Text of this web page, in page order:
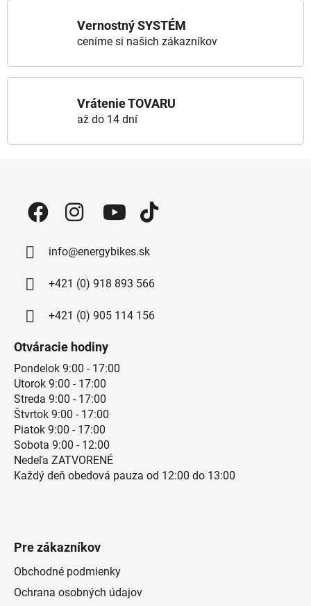
Vernostný SYSTÉM
ceníme si našich zákazníkov
Vrátenie TOVARU
až do 14 dní
info@energybikes.sk
+421 (0) 918 893 566
+421 (0) 905 114 156
Otváracie hodiny
Pondelok 9:00 - 17:00
Utorok 9:00 - 17:00
Streda 9:00 - 17:00
Štvrtok 9:00 - 17:00
Piatok 9:00 - 17:00
Sobota 9:00 - 12:00
Nedeľa ZATVORENÉ
Každý deň obedová pauza od 12:00 do 13:00
Pre zákazníkov
Obchodné podmienky
Ochrana osobných údajov